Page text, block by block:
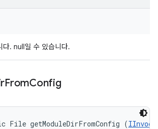
다. null일 수 있습니다.
FromConfig
File getModuleDirFromConfig (